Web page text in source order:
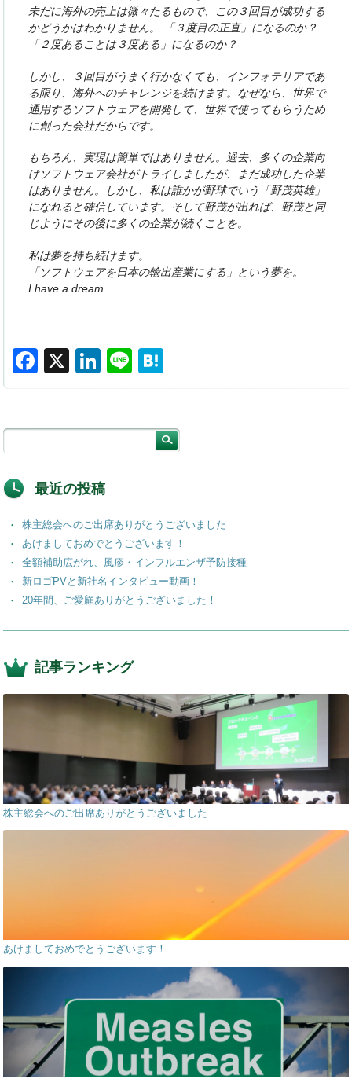
未だに海外の売上は微々たるもので、この３回目が成功する
かどうかはわかりません。 「３度目の正直」になるのか？
「２度あることは３度ある」になるのか？
しかし、３回目がうまく行かなくても、インフォテリアであ
る限り、海外へのチャレンジを続けます。なぜなら、世界で
通用するソフトウェアを開発して、世界で使ってもらうため
に創った会社だからです。
もちろん、実現は簡単ではありません。過去、多くの企業向
けソフトウェア会社がトライしましたが、まだ成功した企業
はありません。しかし、私は誰かが野球でいう「野茂英雄」
になれると確信しています。そして野茂が出れば、野茂と同
じようにその後に多くの企業が続くことを。
私は夢を持ち続けます。
「ソフトウェアを日本の輸出産業にする」という夢を。
I have a dream.
F
e
o
k
X
Li
e
n
Li
n
最近の投稿
株主総会へのご出席ありがとうございました
あけましておめでとうございます！
全額補助広がれ、風疹・インフルエンザ予防接種
新ロゴPVと新社名インタビュー動画！
20年間、ご愛顧ありがとうございました！
記事ランキング
株主総会へのご出席ありがとうございました
あけましておめでとうございます！